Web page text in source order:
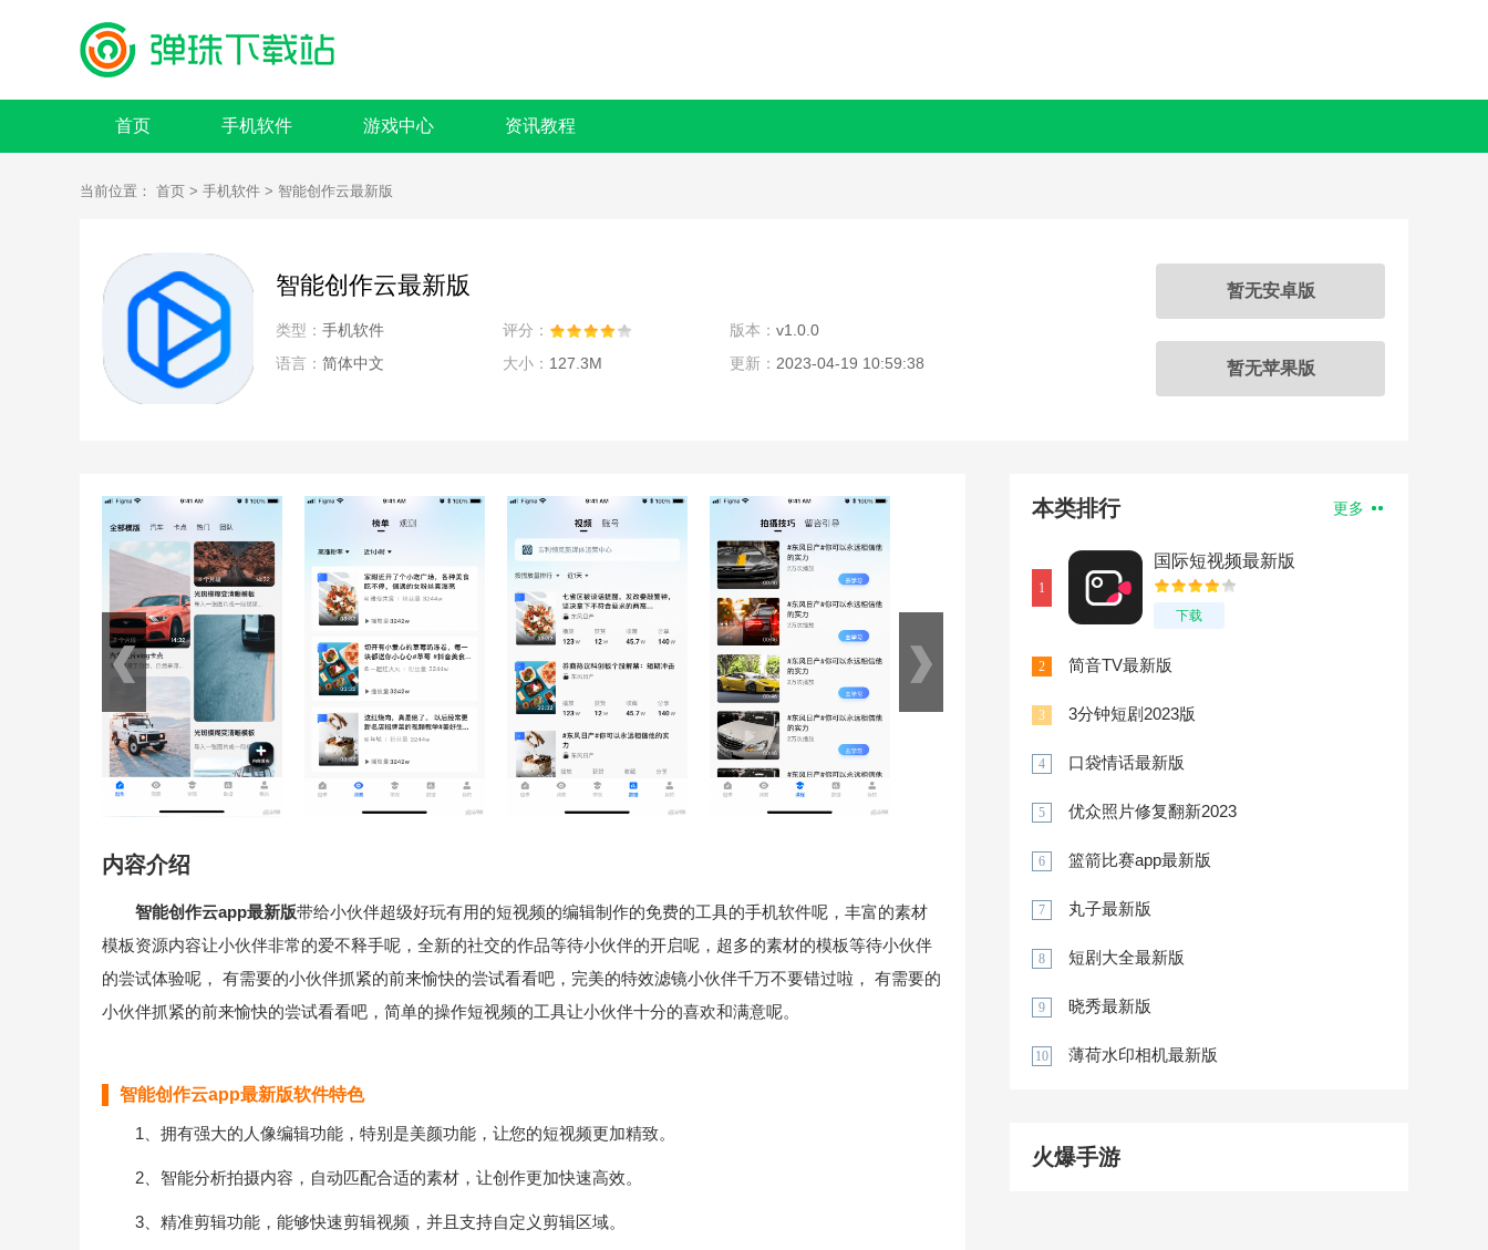
首页 手机软件 游戏中心 资讯教程
当前位置： 首页 > 手机软件 > 智能创作云最新版
智能创作云最新版
类型： 手机软件 评分： 版本： v1.0.0
语言： 简体中文 大小： 127.3M 更新： 2023-04-19 10:59:38
暂无安卓版
暂无苹果版
内容介绍
智能创作云app最新版带给小伙伴超级好玩有用的短视频的编辑制作的免费的工具的手机软件呢，丰富的素材
模板资源内容让小伙伴非常的爱不释手呢，全新的社交的作品等待小伙伴的开启呢，超多的素材的模板等待小伙伴
的尝试体验呢， 有需要的小伙伴抓紧的前来愉快的尝试看看吧，完美的特效滤镜小伙伴千万不要错过啦， 有需要的
小伙伴抓紧的前来愉快的尝试看看吧，简单的操作短视频的工具让小伙伴十分的喜欢和满意呢。
智能创作云app最新版软件特色
1、拥有强大的人像编辑功能，特别是美颜功能，让您的短视频更加精致。
2、智能分析拍摄内容，自动匹配合适的素材，让创作更加快速高效。
3、精准剪辑功能，能够快速剪辑视频，并且支持自定义剪辑区域。
本类排行 更多
1
国际短视频最新版
下载
2 简音TV最新版
3 3分钟短剧2023版
4 口袋情话最新版
5 优众照片修复翻新2023
6 篮箭比赛app最新版
7 丸子最新版
8 短剧大全最新版
9 晓秀最新版
10 薄荷水印相机最新版
火爆手游